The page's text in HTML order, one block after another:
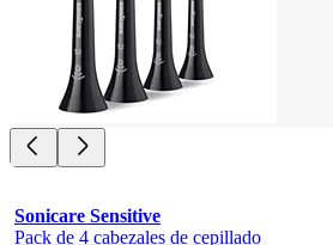
Sonicare Sensitive
Pack de 4 cabezales de cepillado